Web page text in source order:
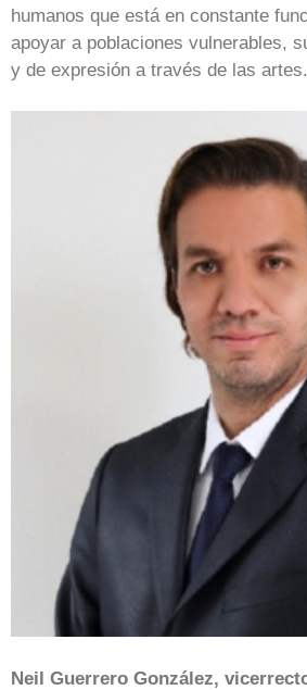
humanos que está en constante
apoyar a poblaciones vulnerables,
y de expresión a través de las artes.
Neil Guerrero González,